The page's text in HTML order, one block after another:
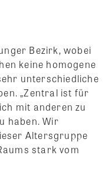
Bezirk, wobei
keine homogene
unterschiedliche
„Zentral ist für
mit anderen zu
haben. Wir
Altersgruppe
stark vom